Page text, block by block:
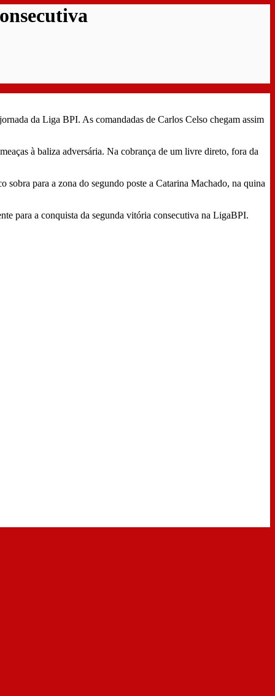
da Liga BPI. As comandadas de Carlos Celso chegam assim
à baliza adversária. Na cobrança de um livre direto, fora da
para a zona do segundo poste a Catarina Machado, na quina
para a conquista da segunda vitória consecutiva na LigaBPI.